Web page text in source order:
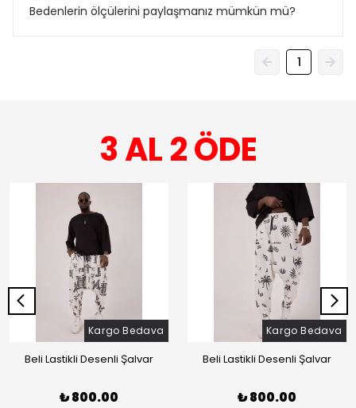
Bedenlerin ölçülerini paylaşmanız mümkün mü?
1
3 AL 2 ÖDE
Kargo Bedava
Beli Lastikli Desenli Şalvar
₺ 800.00
Kargo Bedava
Beli Lastikli Desenli Şalvar
₺ 800.00